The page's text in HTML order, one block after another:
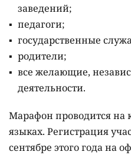
заведений;
педагоги;
государственные
родители;
все желающие,
деятельности.
Марафон проводится на
языках. Регистрация
сентябре этого года на